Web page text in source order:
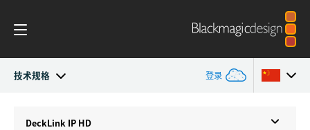
技术规格 登录
DeckLink IP HD